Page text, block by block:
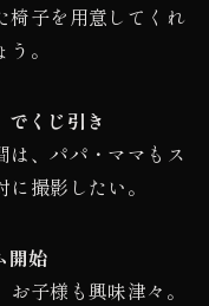
椅子を用意してくれ
。
くじ引き
は、パパ・ママもス
撮影したい。
開始
子様も興味津々。